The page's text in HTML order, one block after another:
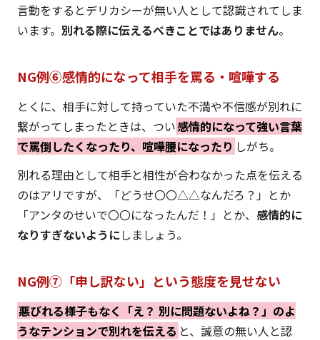
言動をするとデリカシーが無い人として認識されてしま
います。 別れる際に伝えるべきことではありません。
NG例⑥感情的になって相手を罵る・喧嘩する
とくに、相手に対して持っていた不満や不信感が別れに
繋がってしまったときは、つい感情的になって強い言葉
で罵倒したくなったり、喧嘩腰になったり しがち。
別れる理由として相手と相性が合わなかった点を伝える
のはアリですが、「どうせ〇〇△△なんだろ？」とか
「アンタのせいで〇〇になったんだ！」とか、 感情的に
なりすぎないようにしましょう。
NG例⑦「申し訳ない」という態度を見せない
悪びれる様子もなく「え？ 別に問題ないよね？」のよ
うなテンションで別れを伝える と、誠意の無い人と認